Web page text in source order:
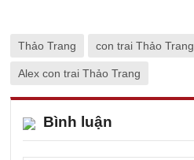
Thảo Trang con trai Thảo Trang
Alex con trai Thảo Trang
Bình luận